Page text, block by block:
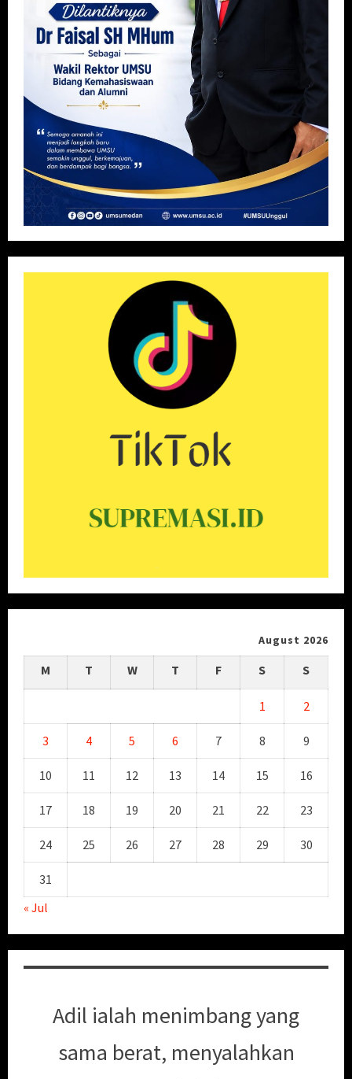
August 2026
M T W T F S S
1 2
3 4 5 6 7 8 9
10 11 12 13 14 15 16
17 18 19 20 21 22 23
24 25 26 27 28 29 30
31
« Jul
Adil ialah menimbang yang
sama berat, menyalahkan